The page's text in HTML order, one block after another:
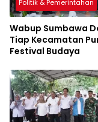
Politik & Pemerintahan
Wabup Sumbawa
Tiap Kecamatan
Festival Budaya